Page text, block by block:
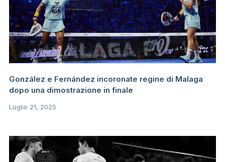
González e Fernández incoronate regine di Malaga
dopo una dimostrazione in finale
Luglio 21, 2025